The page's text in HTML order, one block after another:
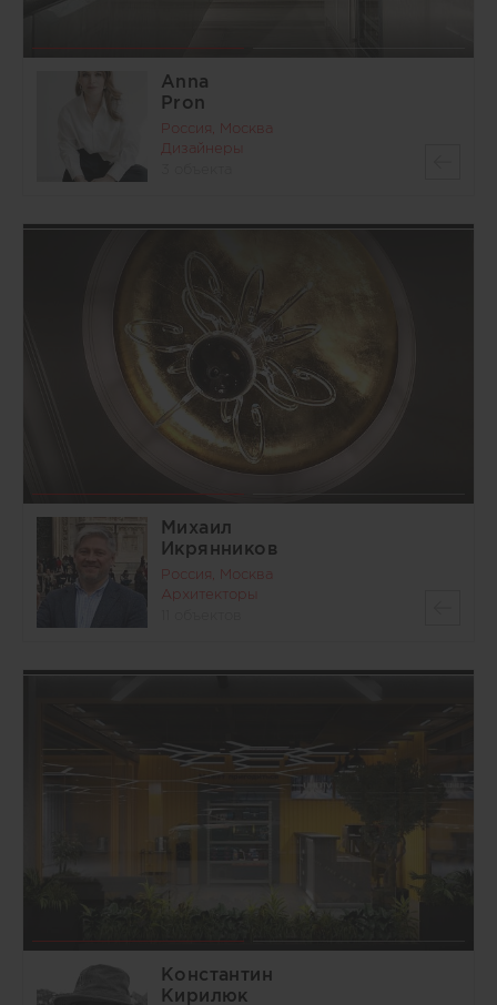
Anna
Pron
Россия, Москва
Дизайнеры
Михаил
Икрянников
Россия, Москва
Архитекторы
Константин
Кирилюк